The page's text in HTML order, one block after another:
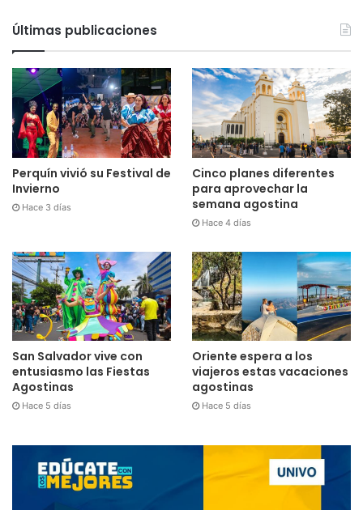
Últimas publicaciones
Perquín vivió su Festival de
Invierno
Hace 3 días
Cinco planes diferentes
para aprovechar la
semana agostina
Hace 4 días
San Salvador vive con
entusiasmo las Fiestas
Agostinas
Hace 5 días
Oriente espera a los
viajeros estas vacaciones
agostinas
Hace 5 días